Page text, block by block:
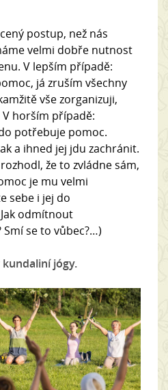
postup, než nás
velmi dobře nutnost
V lepším případě:
já zruším všechny
vše zorganizuji,
horším případě:
potřebuje pomoc.
a ihned jej jdu zachránit.
že to zvládne sám,
je mu velmi
sebe i jej do
odmítnout
se to vůbec?…)
jógy.